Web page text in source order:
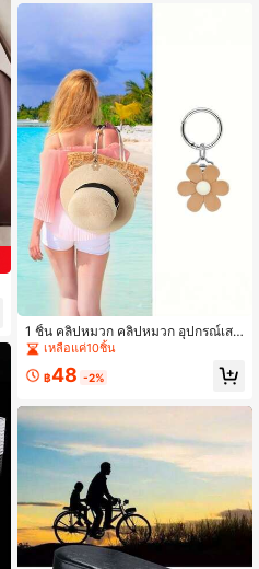
1 ชิ้น คลิปหมวก คลิปหมวก อุปกรณ์เสริ
ม คลิปแขวน ดอกทานตะวัน คลิปหมวก
มแฟชั่น อุปกรณ์เก็บหมวก อุปกรณ์แขว
เหลือแค่10ชิ้น
฿48 -2%